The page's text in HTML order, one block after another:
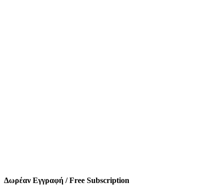
Δωρέαν Εγγραφή / Free Subscription